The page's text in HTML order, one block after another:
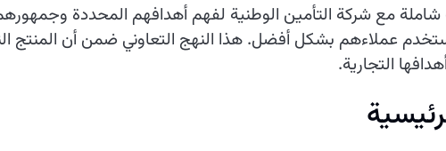
مع شركة التأمين الوطنية لفهم أهدافهم المحددة
ستخدم عملاءهم بشكل أفضل. هذا النهج التعاوني ضمن أن المنتج
التجارية.